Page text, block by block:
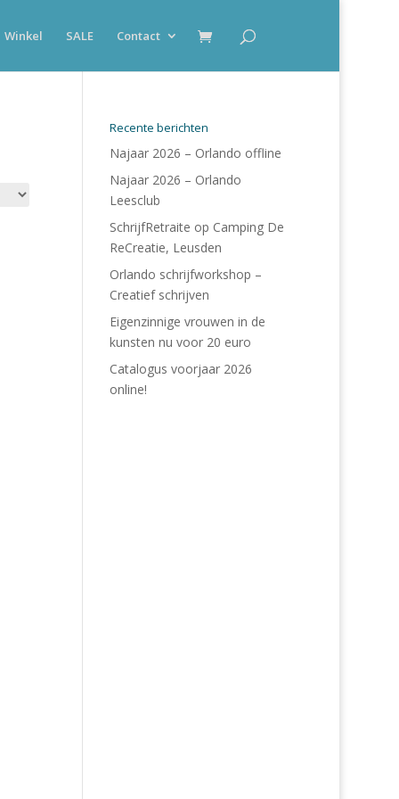
Winkel SALE Contact
Recente berichten
Najaar 2026 – Orlando offline
Najaar 2026 – Orlando
Leesclub
SchrijfRetraite op Camping De
ReCreatie, Leusden
Orlando schrijfworkshop –
Creatief schrijven
Eigenzinnige vrouwen in de
kunsten nu voor 20 euro
Catalogus voorjaar 2026
online!